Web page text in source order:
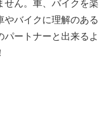
せん。車、バイクを楽
やバイクに理解のある
ートナーと出来るよ